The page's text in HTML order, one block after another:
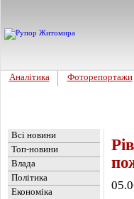
Аналітика Фоторепортажи
Всі новини
Топ-новини
Влада
Політика
Економіка